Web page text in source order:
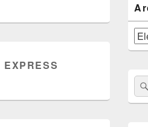
área
de
barra
lateral
por: